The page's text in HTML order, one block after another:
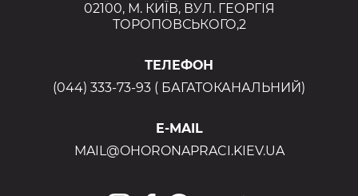
02100, М. КИЇВ, ВУЛ. ГЕОРГІЯ
ТОРОПОВСЬКОГО,2
ТЕЛЕФОН
(044) 333-73-93 ( БАГАТОКАНАЛЬНИЙ)
E-MAIL
MAIL@OHORONAPRACI.KIEV.UA